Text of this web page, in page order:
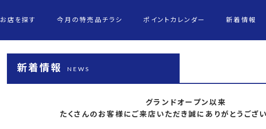
お店を探す 今月の特売品チラシ ポイントカレンダー 新着情報
新着情報 NEWS
グランドオープン以来
たくさんのお客様にご来店いただき誠にありがとうござ